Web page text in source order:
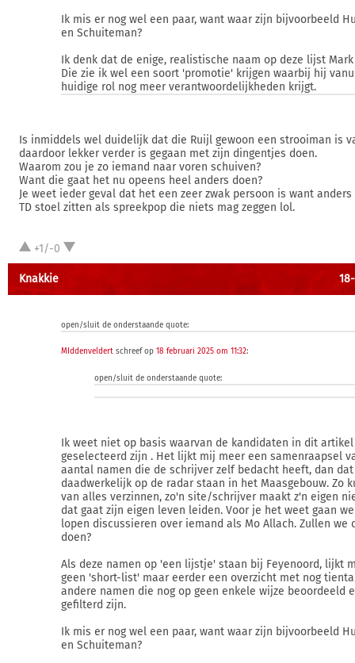
Ik mis er nog wel een paar, want waar zijn bijvoorbeeld
en Schuiteman?
Ik denk dat de enige, realistische naam op deze lijst
Die zie ik wel een soort 'promotie' krijgen waarbij hij
huidige rol nog meer verantwoordelijkheden krijgt.
Is inmiddels wel duidelijk dat die Ruijl gewoon een strooiman is
daardoor lekker verder is gegaan met zijn dingentjes doen.
Waarom zou je zo iemand naar voren schuiven?
Want die gaat het nu opeens heel anders doen?
Je weet ieder geval dat het een zeer zwak persoon is want
TD stoel zitten als spreekpop die niets mag zeggen lol.
+1/-0
Knakkie
open/sluit de onderstaande quote:
MIddenveldertschreef op 18 februari 2025 om 11:32:
open/sluit de onderstaande quote:
Ik weet niet op basis waarvan de kandidaten in dit artikel
geselecteerd zijn . Het lijkt mij meer een samenraapsel
aantal namen die de schrijver zelf bedacht heeft, dan dat
daadwerkelijk op de radar staan in het Maasgebouw. Zo
van alles verzinnen, zo'n site/schrijver maakt z'n eigen
dat gaat zijn eigen leven leiden. Voor je het weet gaan
lopen discussieren over iemand als Mo Allach. Zullen we
doen?
Als deze namen op 'een lijstje' staan bij Feyenoord, lijkt
geen 'short-list' maar eerder een overzicht met nog
andere namen die nog op geen enkele wijze beoordeeld
gefilterd zijn.
Ik mis er nog wel een paar, want waar zijn bijvoorbeeld
en Schuiteman?